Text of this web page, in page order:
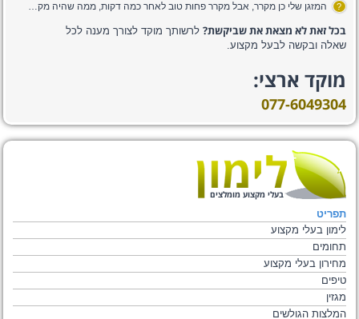
? המזגן שלי כן מקרר, אבל מקרר פחות טוב לאחר כמה דקות, ממה שהיה מקרר, מה יכולה להיות הסיבה?
בכל זאת לא מצאת את שביקשת? לרשותך מוקד לצורך מענה לכל
שאלה ובקשה לבעל מקצוע.
מוקד ארצי:
077-6049304
בעלי מקצוע מומלצים
תפריט
לימון בעלי מקצוע
תחומים
מחירון בעלי מקצוע
טיפים
מגזין
המלצות הגולשים